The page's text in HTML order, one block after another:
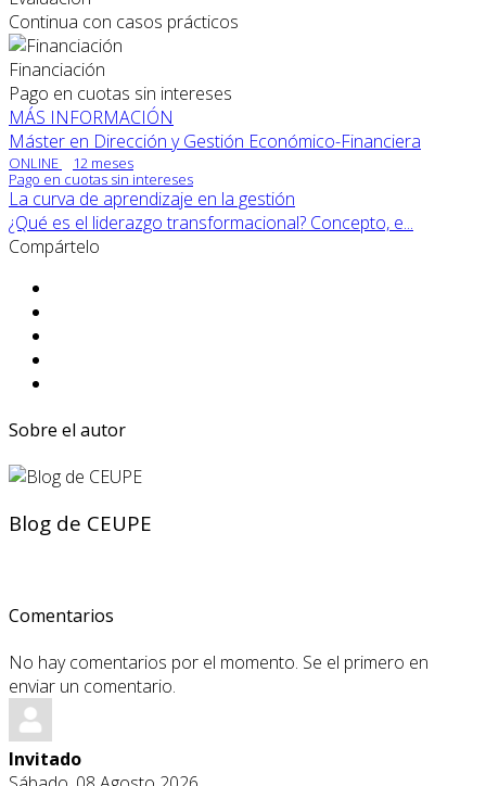
Continua con casos prácticos
Financiación
Pago en cuotas sin intereses
MÁS INFORMACIÓN
Máster en Dirección y Gestión Económico-Financiera
ONLINE
12 meses
Pago en cuotas sin intereses
La curva de aprendizaje en la gestión
¿Qué es el liderazgo transformacional? Concepto, e...
Compártelo
Sobre el autor
Blog de CEUPE
Comentarios
No hay comentarios por el momento. Se el primero en
enviar un comentario.
Invitado